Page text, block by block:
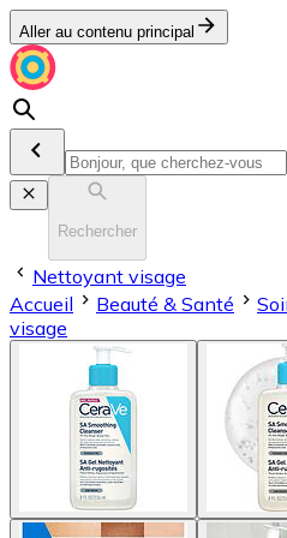
Aller au contenu principal
Rechercher
Nettoyant visage
Accueil
Beauté & Santé
visage